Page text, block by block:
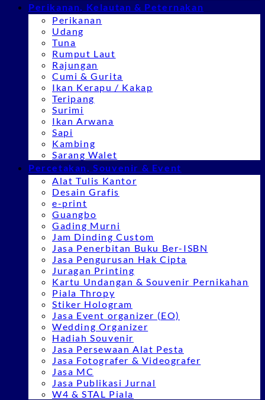
Perikanan, Kelautan & Peternakan
Perikanan
Udang
Tuna
Rumput Laut
Rajungan
Cumi & Gurita
Ikan Kerapu / Kakap
Teripang
Surimi
Ikan Arwana
Sapi
Kambing
Sarang Walet
Percetakan, Souvenir & Event
Alat Tulis Kantor
Desain Grafis
e-print
Guangbo
Gading Murni
Jam Dinding Custom
Jasa Penerbitan Buku Ber-ISBN
Jasa Pengurusan Hak Cipta
Juragan Printing
Kartu Undangan & Souvenir Pernikahan
Piala Thropy
Stiker Hologram
Jasa Event organizer (EO)
Wedding Organizer
Hadiah Souvenir
Jasa Persewaan Alat Pesta
Jasa Fotografer & Videografer
Jasa MC
Jasa Publikasi Jurnal
W4 & STAL Piala